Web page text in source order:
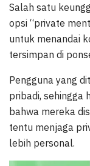
Salah satu
opsi “private
untuk menandai
tersimpan di
Pengguna yang
pribadi, sehingga
bahwa mereka
tentu menjaga
lebih personal.